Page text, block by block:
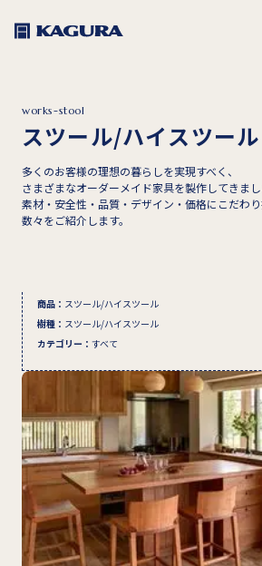
works-stool
スツール/ハイスツール
多くのお客様の理想の暮らしを実現すべく、
さまざまなオーダーメイド家具を製作してきまし
素材・安全性・品質・デザイン・価格にこだわ
数々をご紹介します。
商品 ： スツール/ハイスツール
樹種 ： スツール/ハイスツール
カテゴリー ： すべて